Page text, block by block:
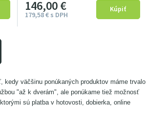
146 00€
179 58€ s DPH
kedy väčšinu ponúkaných produktov máme trvalo
"až k dverám", ale ponúkame tiež možnosť
sú platba v hotovosti, dobierka, online